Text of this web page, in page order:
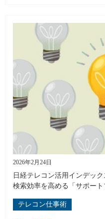
2026年2月24日
日経テレコン活用インデック
検索効率を高める「サポート
テレコン仕事術